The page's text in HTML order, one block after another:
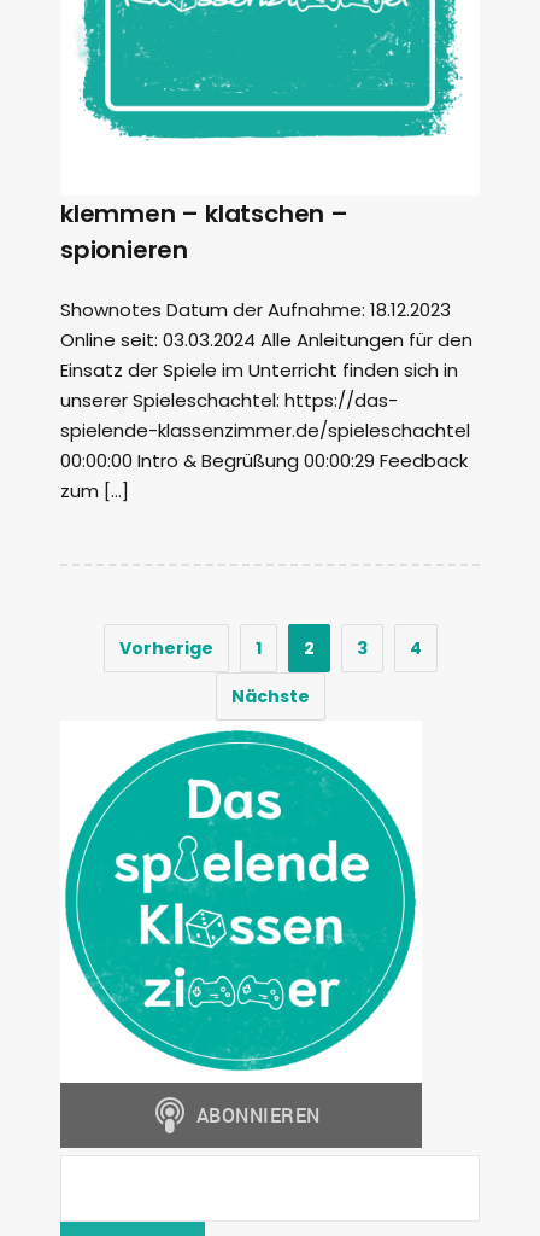
klemmen – klatschen –
spionieren
Shownotes Datum der Aufnahme: 18.12.2023
Online seit: 03.03.2024 Alle Anleitungen für den
Einsatz der Spiele im Unterricht finden sich in
unserer Spieleschachtel: https://das-
spielende-klassenzimmer.de/spieleschachtel
00:00:00 Intro & Begrüßung 00:00:29 Feedback
zum […]
Vorherige 1 2 3
4
Nächste